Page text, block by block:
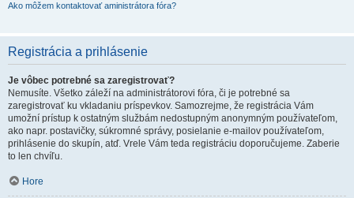
Ako môžem kontaktovať aministrátora fóra?
Registrácia a prihlásenie
Je vôbec potrebné sa zaregistrovať?
Nemusíte. Všetko záleží na administrátorovi fóra, či je potrebné sa
zaregistrovať ku vkladaniu príspevkov. Samozrejme, že registrácia Vám
umožní prístup k ostatným službám nedostupným anonymným používateľom,
ako napr. postavičky, súkromné správy, posielanie e-mailov používateľom,
prihlásenie do skupín, atď. Vrele Vám teda registráciu doporučujeme. Zaberie
to len chvíľu.
Hore